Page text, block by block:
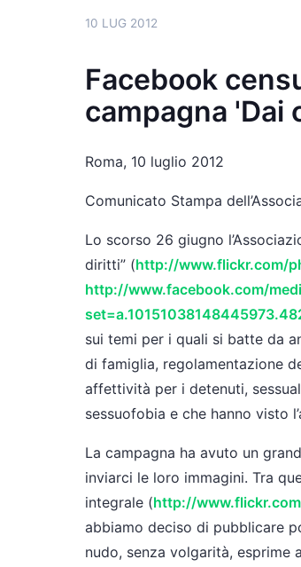
10 LUG 2012
Facebook
campagna 'Dai
Roma, 10 luglio 2012
Comunicato Stampa
Lo scorso 26 giugno
diritti” (http://www.flickr.com/
http://www.facebook.com/
sui temi per i quali si batte da
di famiglia, regolamentazione
affettività per i detenuti,
sessuofobia e che hanno visto
La campagna ha avuto un
inviarci le loro immagini. Tra
integrale (http://
abbiamo deciso di pubblicare
nudo, senza volgarità,